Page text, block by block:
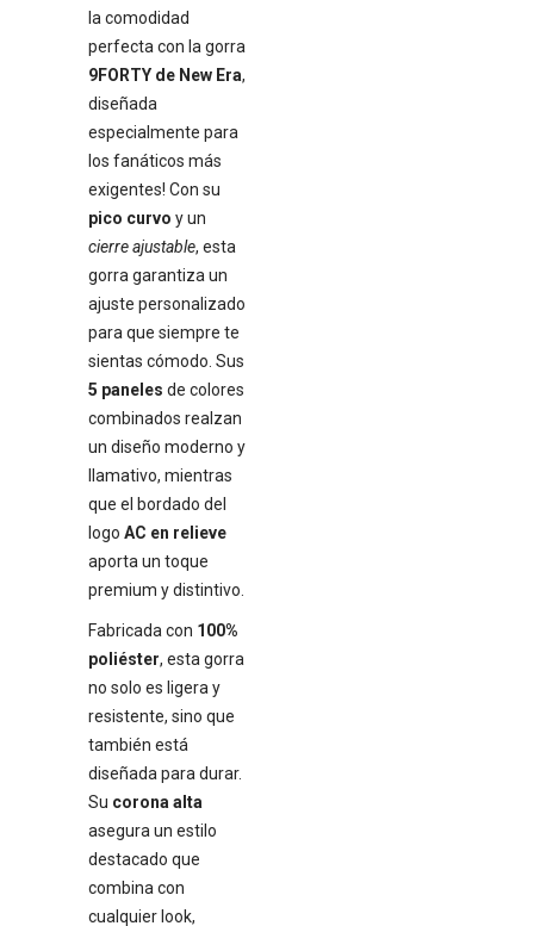
la comodidad
perfecta con la gorra
9FORTY de New Era,
diseñada
especialmente para
los fanáticos más
exigentes! Con su
pico curvo y un
cierre ajustable, esta
gorra garantiza un
ajuste personalizado
para que siempre te
sientas cómodo. Sus
5 paneles de colores
combinados realzan
un diseño moderno y
llamativo, mientras
que el bordado del
logo AC en relieve
aporta un toque
premium y distintivo.
Fabricada con 100%
poliéster, esta gorra
no solo es ligera y
resistente, sino que
también está
diseñada para durar.
Su corona alta
asegura un estilo
destacado que
combina con
cualquier look,